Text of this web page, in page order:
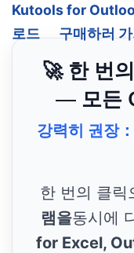
Kutools for
로드
구매하러 가
🚀 한 번
— 모든
강력히 권장
한 번의 클릭
램을동시에
for Excel,